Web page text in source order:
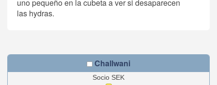
uno pequeño en la cubeta a ver si desaparecen
las hydras.
Challwani
Socio SEK